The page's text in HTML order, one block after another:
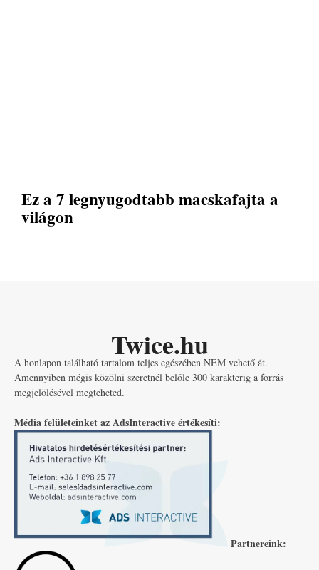
Ez a 7 legnyugodtabb macskafajta a
világon
Twice.hu
A honlapon található tartalom teljes egészében NEM vehető át.
Amennyiben mégis közölni szeretnél belőle 300 karakterig a forrás
megjelölésével megteheted.
Média felületeinket az AdsInteractive értékesíti:
Partnereink: